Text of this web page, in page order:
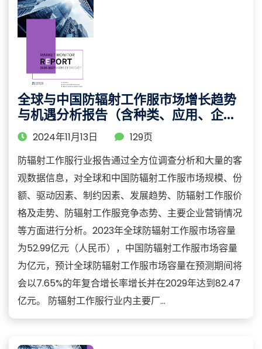
全球与中国防辐射工作服市场增长趋势
与机遇分析报告（含种类、应用、企
业、地区等细分市场详析）
2024年11月13日
129页
防辐射工作服行业报告通过全方位调查分析和大量的客
观数据信息，对全球和中国防辐射工作服市场规模、份
额、驱动因素、制约因素、发展趋势、防辐射工作服价
格及走势、防辐射工作服竞争态势、主要企业营销情况
等方面进行分析。2023年全球防辐射工作服市场容量
为52.99亿元（人民币），中国防辐射工作服市场容量
为亿元，预计全球防辐射工作服市场容量在预测期间将
会以7.65%的年复合增长率增长并在2029年达到82.47
亿元。 防辐射工作服行业内主要厂...